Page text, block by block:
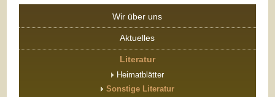
Wir über uns
Aktuelles
Literatur
Heimatblätter
Sonstige Literatur